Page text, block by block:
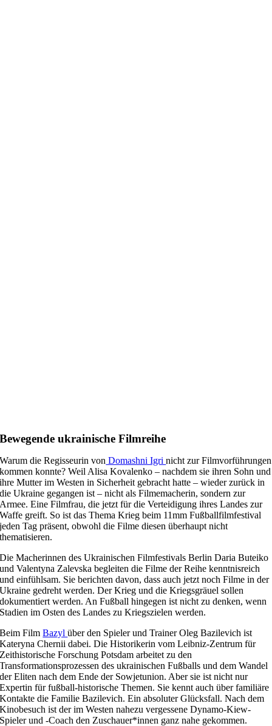
Bewegende ukrainische Filmreihe
Warum die Regisseurin von Domashni Igrinicht zur Filmvorführungen
kommen konnte? Weil Alisa Kovalenko – nachdem sie ihren Sohn und
ihre Mutter im Westen in Sicherheit gebracht hatte – wieder zurück in
die Ukraine gegangen ist – nicht als Filmemacherin, sondern zur
Armee. Eine Filmfrau, die jetzt für die Verteidigung ihres Landes zur
Waffe greift. So ist das Thema Krieg beim 11mm Fußballfilmfestival
jeden Tag präsent, obwohl die Filme diesen überhaupt nicht
thematisieren.
Die Macherinnen des Ukrainischen Filmfestivals Berlin Daria Buteiko
und Valentyna Zalevska begleiten die Filme der Reihe kenntnisreich
und einfühlsam. Sie berichten davon, dass auch jetzt noch Filme in der
Ukraine gedreht werden. Der Krieg und die Kriegsgräuel sollen
dokumentiert werden. An Fußball hingegen ist nicht zu denken, wenn
Stadien im Osten des Landes zu Kriegszielen werden.
Beim FilmBazylüber den Spieler und Trainer Oleg Bazilevich ist
Kateryna Chernii dabei. Die Historikerin vom Leibniz-Zentrum für
Zeithistorische Forschung Potsdam arbeitet zu den
Transformationsprozessen des ukrainischen Fußballs und dem Wandel
der Eliten nach dem Ende der Sowjetunion. Aber sie ist nicht nur
Expertin für fußball-historische Themen. Sie kennt auch über familiäre
Kontakte die Familie Bazilevich. Ein absoluter Glücksfall. Nach dem
Kinobesuch ist der im Westen nahezu vergessene Dynamo-Kiew-
Spieler und -Coach den Zuschauer*innen ganz nahe gekommen.